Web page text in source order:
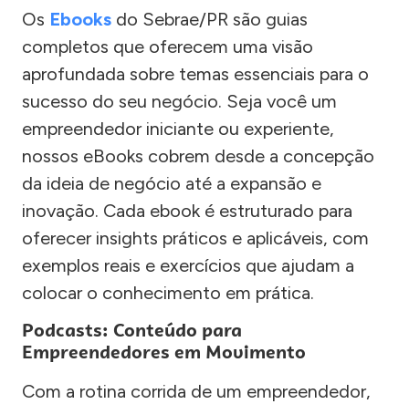
Os Ebooks do Sebrae/PR são guias
completos que oferecem uma visão
aprofundada sobre temas essenciais para o
sucesso do seu negócio. Seja você um
empreendedor iniciante ou experiente,
nossos eBooks cobrem desde a concepção
da ideia de negócio até a expansão e
inovação. Cada ebook é estruturado para
oferecer insights práticos e aplicáveis, com
exemplos reais e exercícios que ajudam a
colocar o conhecimento em prática.
Podcasts: Conteúdo para
Empreendedores em Movimento
Com a rotina corrida de um empreendedor,